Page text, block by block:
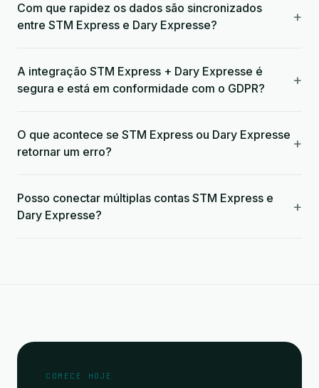
Com que rapidez os dados são sincronizados
entre STM Express e Dary Expresse?
+
A integração STM Express + Dary Expresse é
segura e está em conformidade com o GDPR?
+
O que acontece se STM Express ou Dary Expresse
retornar um erro?
+
Posso conectar múltiplas contas STM Express e
Dary Expresse?
+
COMECE HOJE